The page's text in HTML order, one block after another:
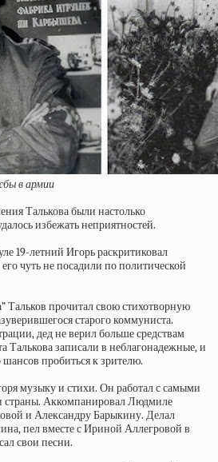
в армии
Талькова были настолько
избежать неприятностей.
19-летний Игорь раскритиковал
чуть не посадили по политической
Тальков прочитал свою стихотворную
старого коммуниста.
дед не верил больше средствам
записали в неблагонадежные, и
пробиться к зрителю.
музыку и стихи. Он работал с самыми
страны. Аккомпанировал Людмиле
и Александру Барыкину. Делал
пел вместе с Ириной Аллегровой в
свои песни.